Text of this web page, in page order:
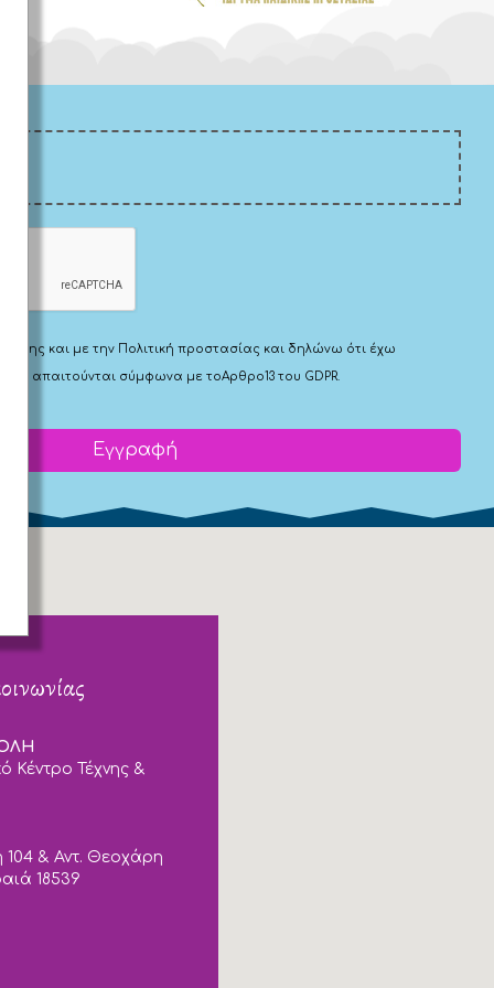
και με την Πολιτική προστασίας και δηλώνω ότι έχω
που απαιτούνται σύμφωνα με τοΑρθρο13 του GDPR.
Εγγραφή
Κέντρο Τέχνης &
104 & Αντ. Θεοχάρη
18539